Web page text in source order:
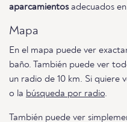
aparcamientosadecuados en
Mapa
En el mapa puede ver
baño. También puede ver
un radio de 10 km. Si quiere
o la búsqueda por radio.
También puede ver